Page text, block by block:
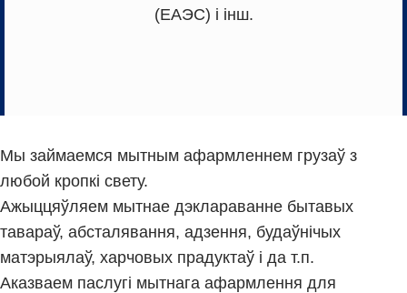
(ЕАЭС) і інш.
Мы займаемся мытным афармленнем грузаў з
любой кропкі свету.
Ажыццяўляем мытнае дэклараванне бытавых
тавараў, абсталявання, адзення, будаўнічых
матэрыялаў, харчовых прадуктаў і да т.п.
Аказваем паслугі мытнага афармлення для